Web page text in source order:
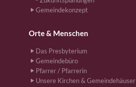
Gemeindekonzept
Orte & Menschen
Das Presbyterium
Gemeindebüro
Pfarrer / Pfarrerin
Unsere Kirchen & Gemeindehäuser